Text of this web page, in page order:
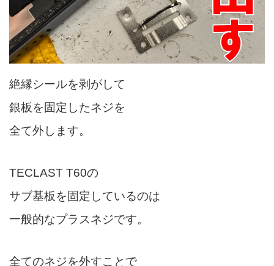
絶縁シールを剥がして
銀板を固定したネジを
全て外します。
TECLAST T60の
サブ基板を固定しているのは
一般的なプラスネジです。
全てのネジを外すことで